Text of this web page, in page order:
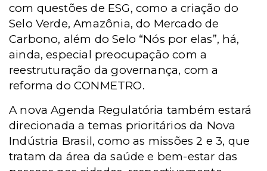
com questões de ESG, como a criação do
Selo Verde, Amazônia, do Mercado de
Carbono, além do Selo “Nós por elas”, há,
ainda, especial preocupação com a
reestruturação da governança, com a
reforma do CONMETRO.
A nova Agenda Regulatória também estará
direcionada a temas prioritários da Nova
Indústria Brasil, como as missões 2 e 3, que
tratam da área da saúde e bem-estar das